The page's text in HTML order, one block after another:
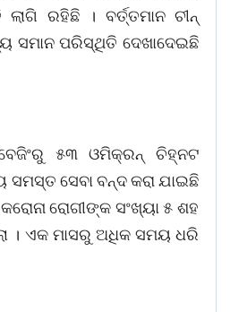
ରହିଛି । ବର୍ତ୍ତମାନ ଚୀନ୍
ସମାନ ପରିସ୍ଥିତି ଦେଖାଦେଇଛି
୫୩ ଓମିକ୍ରନ୍ ଚିହ୍ନଟ
ସମସ୍ତ ସେବା ବନ୍ଦ କରା ଯାଇଛି
ରୋଗୀଙ୍କ ସଂଖ୍ୟା ୫ ଶହ
। ଏକ ମାସରୁ ଅଧିକ ସମୟ ଧରି